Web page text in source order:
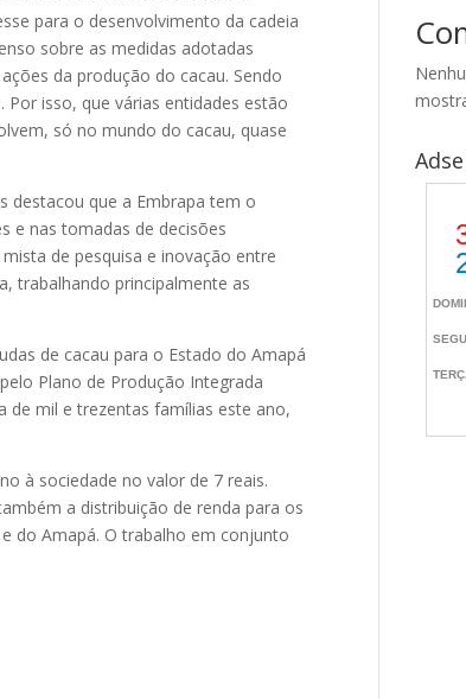
para o desenvolvimento da cadeia
sobre as medidas adotadas
da produção do cacau. Sendo
isso, que várias entidades estão
só no mundo do cacau, quase
destacou que a Embrapa tem o
e nas tomadas de decisões
de pesquisa e inovação entre
trabalhando principalmente as
de cacau para o Estado do Amapá
Plano de Produção Integrada
de mil e trezentas famílias este ano,
à sociedade no valor de 7 reais.
a distribuição de renda para os
do Amapá. O trabalho em conjunto